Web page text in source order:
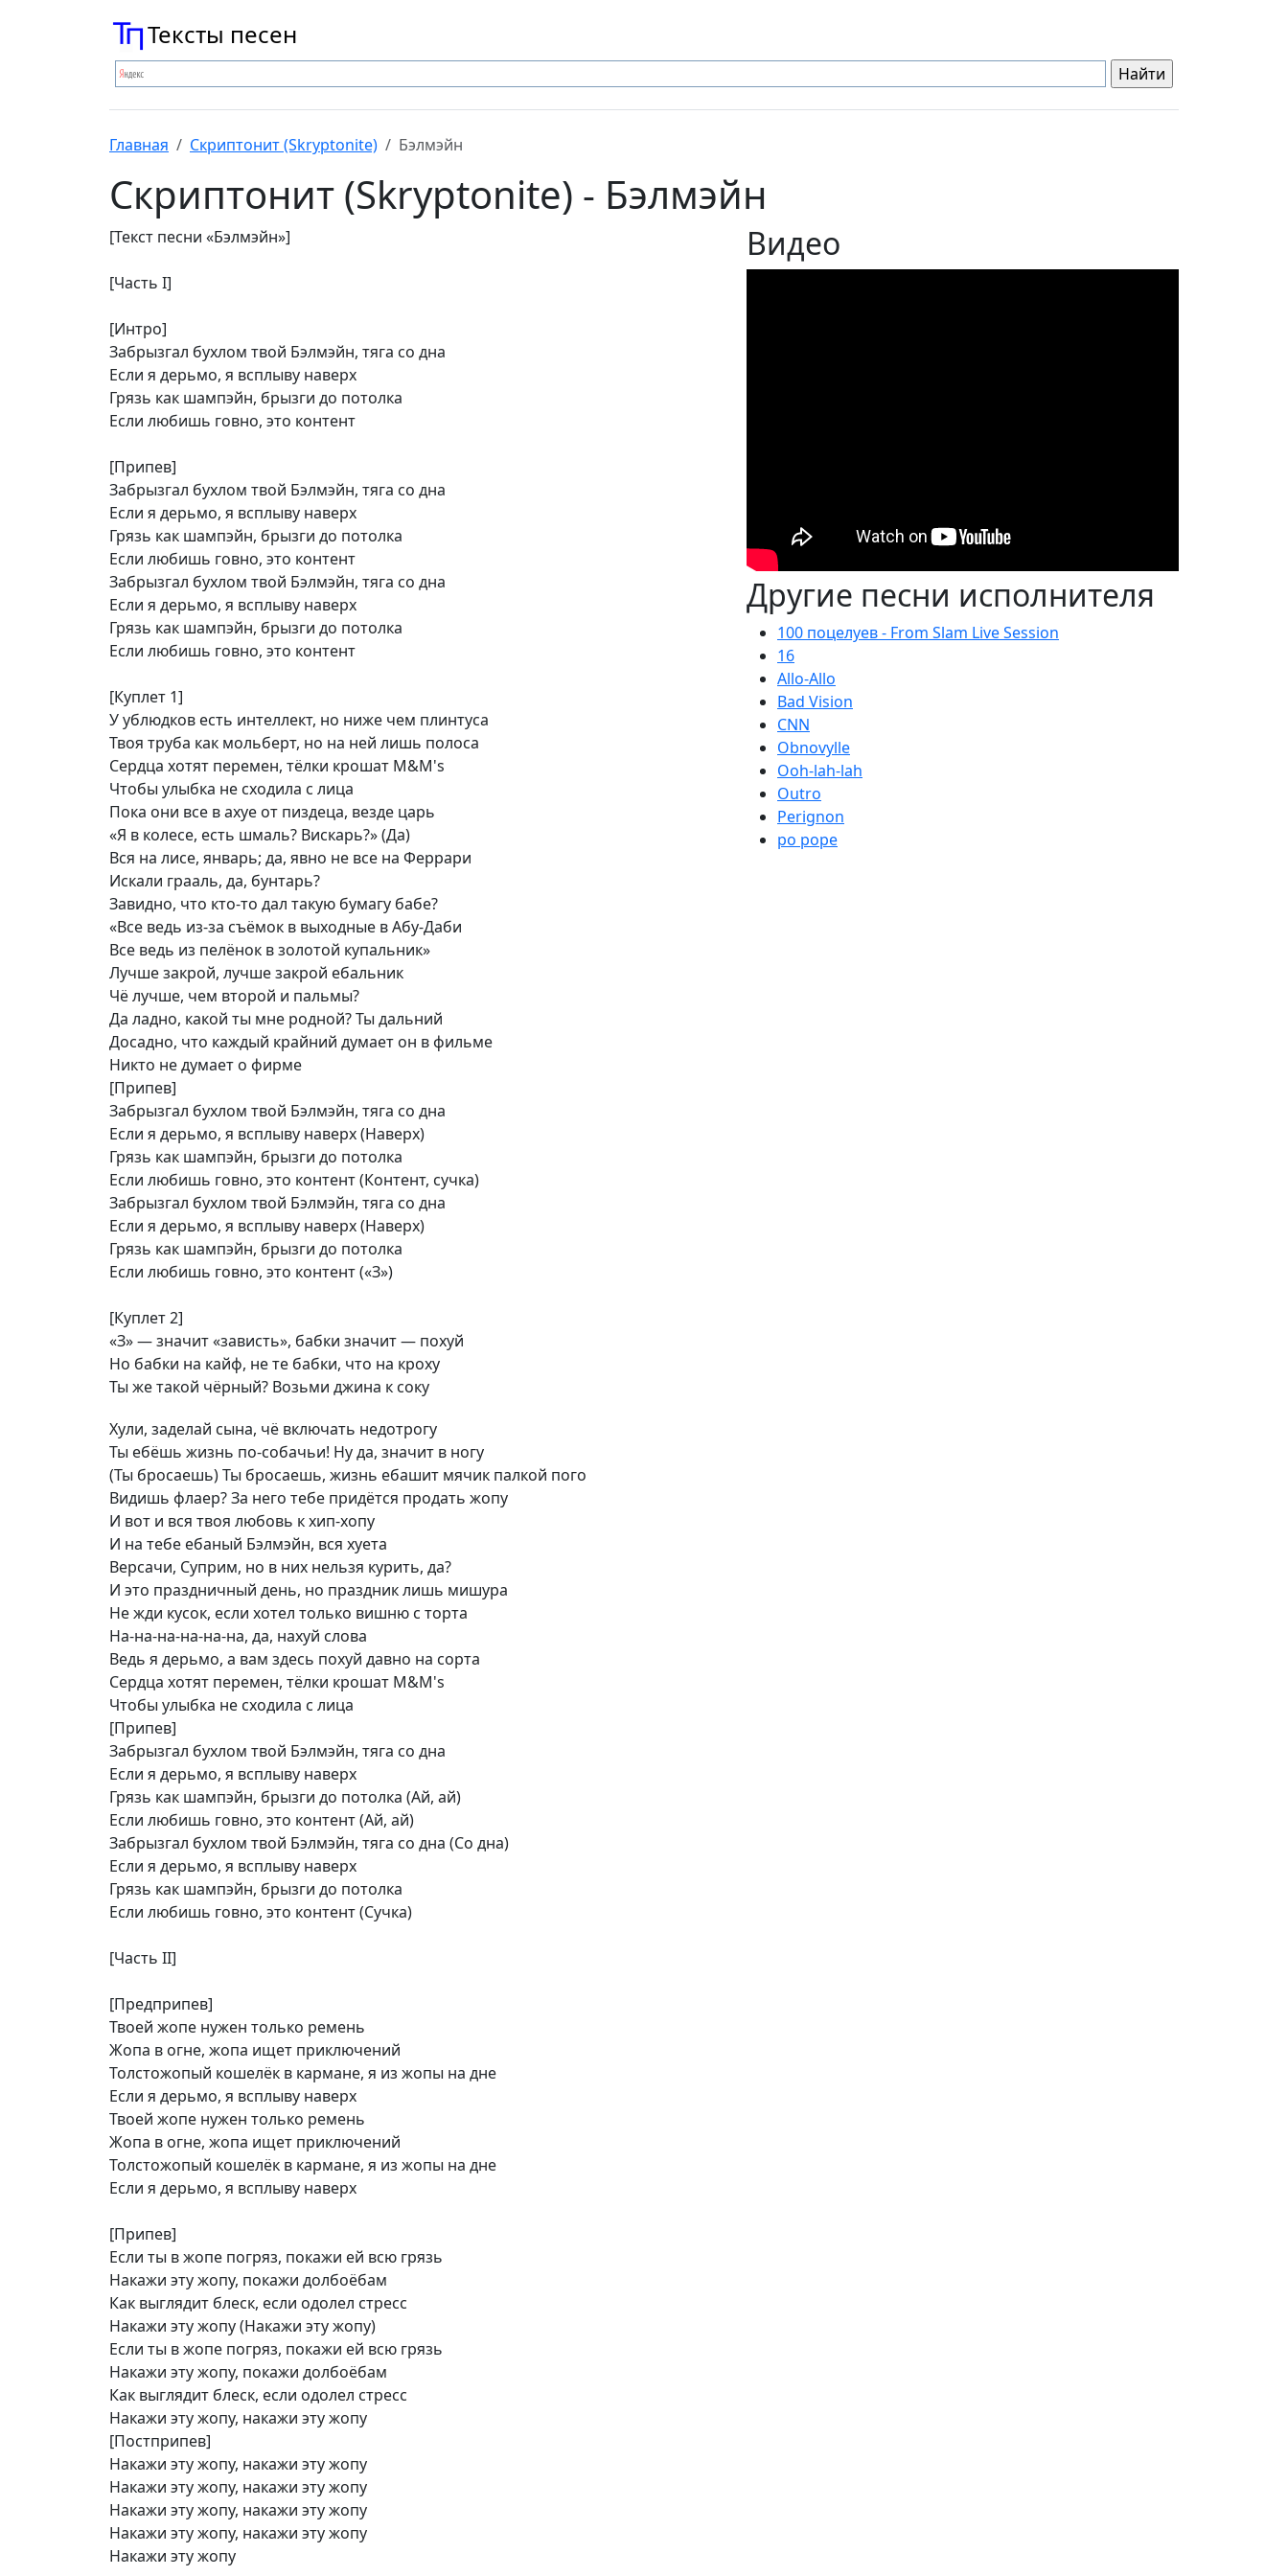
Тексты песен
Главная Скриптонит (Skryptonite) Бэлмэйн
Скриптонит (Skryptonite) - Бэлмэйн
[Текст песни «Бэлмэйн»]
[Часть I]
[Интро]
Забрызгал бухлом твой Бэлмэйн, тяга со дна
Если я дерьмо, я всплыву наверх
Грязь как шампэйн, брызги до потолка
Если любишь говно, это контент
[Припев]
Забрызгал бухлом твой Бэлмэйн, тяга со дна
Если я дерьмо, я всплыву наверх
Грязь как шампэйн, брызги до потолка
Если любишь говно, это контент
Забрызгал бухлом твой Бэлмэйн, тяга со дна
Если я дерьмо, я всплыву наверх
Грязь как шампэйн, брызги до потолка
Если любишь говно, это контент
[Куплет 1]
У ублюдков есть интеллект, но ниже чем плинтуса
Твоя труба как мольберт, но на ней лишь полоса
Сердца хотят перемен, тёлки крошат M&M's
Чтобы улыбка не сходила с лица
Пока они все в ахуе от пиздеца, везде царь
«Я в колесе, есть шмаль? Вискарь?» (Да)
Вся на лисе, январь; да, явно не все на Феррари
Искали грааль, да, бунтарь?
Завидно, что кто-то дал такую бумагу бабе?
«Все ведь из-за съёмок в выходные в Абу-Даби
Все ведь из пелёнок в золотой купальник»
Лучше закрой, лучше закрой ебальник
Чё лучше, чем второй и пальмы?
Да ладно, какой ты мне родной? Ты дальний
Досадно, что каждый крайний думает он в фильме
Никто не думает о фирме
[Припев]
Забрызгал бухлом твой Бэлмэйн, тяга со дна
Если я дерьмо, я всплыву наверх (Наверх)
Грязь как шампэйн, брызги до потолка
Если любишь говно, это контент (Контент, сучка)
Забрызгал бухлом твой Бэлмэйн, тяга со дна
Если я дерьмо, я всплыву наверх (Наверх)
Грязь как шампэйн, брызги до потолка
Если любишь говно, это контент («З»)
[Куплет 2]
«З» — значит «зависть», бабки значит — похуй
Но бабки на кайф, не те бабки, что на кроху
Ты же такой чёрный? Возьми джина к соку
Хули, заделай сына, чё включать недотрогу
Ты ебёшь жизнь по-собачьи! Ну да, значит в ногу
(Ты бросаешь) Ты бросаешь, жизнь ебашит мячик палкой пого
Видишь флаер? За него тебе придётся продать жопу
И вот и вся твоя любовь к хип-хопу
И на тебе ебаный Бэлмэйн, вся хуета
Версачи, Суприм, но в них нельзя курить, да?
И это праздничный день, но праздник лишь мишура
Не жди кусок, если хотел только вишню с торта
На-на-на-на-на-на, да, нахуй слова
Ведь я дерьмо, а вам здесь похуй давно на сорта
Сердца хотят перемен, тёлки крошат M&M's
Чтобы улыбка не сходила с лица
[Припев]
Забрызгал бухлом твой Бэлмэйн, тяга со дна
Если я дерьмо, я всплыву наверх
Грязь как шампэйн, брызги до потолка (Ай, ай)
Если любишь говно, это контент (Ай, ай)
Забрызгал бухлом твой Бэлмэйн, тяга со дна (Со дна)
Если я дерьмо, я всплыву наверх
Грязь как шампэйн, брызги до потолка
Если любишь говно, это контент (Сучка)
[Часть II]
[Предприпев]
Твоей жопе нужен только ремень
Жопа в огне, жопа ищет приключений
Толстожопый кошелёк в кармане, я из жопы на дне
Если я дерьмо, я всплыву наверх
Твоей жопе нужен только ремень
Жопа в огне, жопа ищет приключений
Толстожопый кошелёк в кармане, я из жопы на дне
Если я дерьмо, я всплыву наверх
[Припев]
Если ты в жопе погряз, покажи ей всю грязь
Накажи эту жопу, покажи долбоёбам
Как выглядит блеск, если одолел стресс
Накажи эту жопу (Накажи эту жопу)
Если ты в жопе погряз, покажи ей всю грязь
Накажи эту жопу, покажи долбоёбам
Как выглядит блеск, если одолел стресс
Накажи эту жопу, накажи эту жопу
[Постприпев]
Накажи эту жопу, накажи эту жопу
Накажи эту жопу, накажи эту жопу
Накажи эту жопу, накажи эту жопу
Накажи эту жопу, накажи эту жопу
Накажи эту жопу
Видео
Другие песни исполнителя
100 поцелуев - From Slam Live Session
16
Allo-Allo
Bad Vision
CNN
Obnovylle
Ooh-lah-lah
Outro
Perignon
po pope